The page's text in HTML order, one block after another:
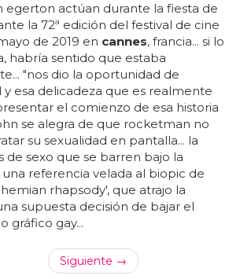
egerton actúan durante la fiesta de
la 72ª edición del festival de cine
de 2019 en cannes, francia... si lo
habría sentido que estaba
"nos dio la oportunidad de
esa delicadeza que es realmente
el comienzo de esa historia
se alegra de que rocketman no
su sexualidad en pantalla... la
de sexo que se barren bajo la
referencia velada al biopic de
rhapsody', que atrajo la
supuesta decisión de bajar el
gráfico gay...
Siguiente →